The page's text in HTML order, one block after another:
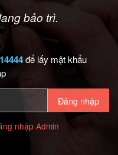
bảo trì.
để lấy mật khẩu
Đăng nhập
nhập Admin